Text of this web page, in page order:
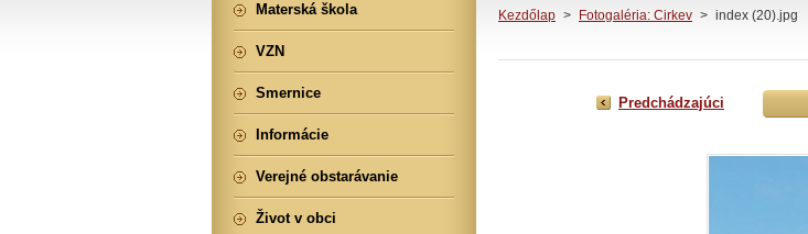
Kezdőlap > Fotogaléria: Cirkev > index (20).jpg
Predchádzajúci
Materská škola
VZN
Smernice
Informácie
Verejné obstarávanie
Život v obci